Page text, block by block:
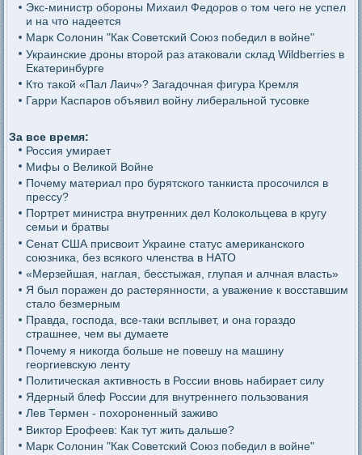
Экс-министр обороны Михаил Федоров о том чего не успел
и на что надеется
Марк Солонин "Как Советский Союз победил в войне"
Украинские дроны второй раз атаковали склад Wildberries в
Екатеринбурге
Кто такой «Пал Лаич»? Загадочная фигура Кремля
Гарри Каспаров объявил войну либеральной тусовке
За все время:
Россия умирает
Мифы о Великой Войне
Почему материал про бурятского танкиста просочился в
прессу?
Портрет министра внутренних дел Колокольцева в кругу
семьи и братвы
Сенат США присвоит Украине статус американского
союзника, без всякого членства в НАТО
«Мерзейшая, наглая, бесстыжая, глупая и алчная власть»
Я был поражен до растерянности, а уважение к восставшим
стало безмерным
Правда, господа, все-таки всплывет, и она гораздо
страшнее, чем вы думаете
Почему я никогда больше не повешу на машину
георгиевскую ленту
Политическая активность в России вновь набирает силу
Ядерный блеф России для внутреннего пользования
Лев Термен - похороненный заживо
Виктор Ерофеев: Как тут жить дальше?
Марк Солонин "Как Советский Союз победил в войне"